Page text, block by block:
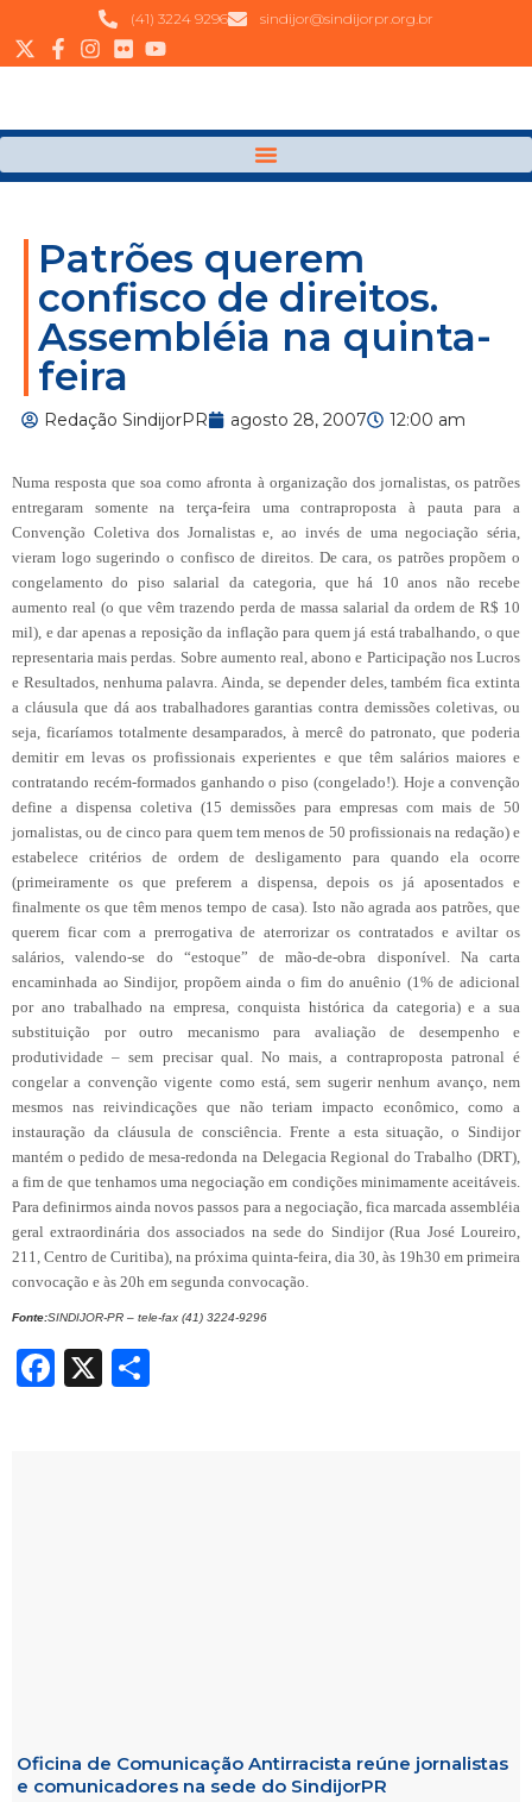
(41) 3224 9296 sindijor@sindijorpr.org.br
Patrões querem
confisco de direitos.
Assembléia na quinta-
feira
Redação SindijorPR agosto 28, 2007 12:00 am
Numa resposta que soa como afronta à organização dos jornalistas, os patrões
entregaram somente na terça-feira uma contraproposta à pauta para a
Convenção Coletiva dos Jornalistas e, ao invés de uma negociação séria,
vieram logo sugerindo o confisco de direitos. De cara, os patrões propõem o
congelamento do piso salarial da categoria, que há 10 anos não recebe
aumento real (o que vêm trazendo perda de massa salarial da ordem de R$ 10
mil), e dar apenas a reposição da inflação para quem já está trabalhando, o que
representaria mais perdas. Sobre aumento real, abono e Participação nos Lucros
e Resultados, nenhuma palavra. Ainda, se depender deles, também fica extinta
a cláusula que dá aos trabalhadores garantias contra demissões coletivas, ou
seja, ficaríamos totalmente desamparados, à mercê do patronato, que poderia
demitir em levas os profissionais experientes e que têm salários maiores e
contratando recém-formados ganhando o piso (congelado!). Hoje a convenção
define a dispensa coletiva (15 demissões para empresas com mais de 50
jornalistas, ou de cinco para quem tem menos de 50 profissionais na redação) e
estabelece critérios de ordem de desligamento para quando ela ocorre
(primeiramente os que preferem a dispensa, depois os já aposentados e
finalmente os que têm menos tempo de casa). Isto não agrada aos patrões, que
querem ficar com a prerrogativa de aterrorizar os contratados e aviltar os
salários, valendo-se do “estoque” de mão-de-obra disponível. Na carta
encaminhada ao Sindijor, propõem ainda o fim do anuênio (1% de adicional
por ano trabalhado na empresa, conquista histórica da categoria) e a sua
substituição por outro mecanismo para avaliação de desempenho e
produtividade – sem precisar qual. No mais, a contraproposta patronal é
congelar a convenção vigente como está, sem sugerir nenhum avanço, nem
mesmos nas reivindicações que não teriam impacto econômico, como a
instauração da cláusula de consciência. Frente a esta situação, o Sindijor
mantém o pedido de mesa-redonda na Delegacia Regional do Trabalho (DRT),
a fim de que tenhamos uma negociação em condições minimamente aceitáveis.
Para definirmos ainda novos passos para a negociação, fica marcada assembléia
geral extraordinária dos associados na sede do Sindijor (Rua José Loureiro,
211, Centro de Curitiba), na próxima quinta-feira, dia 30, às 19h30 em primeira
convocação e às 20h em segunda convocação.
Fonte:SINDIJOR-PR – tele-fax (41) 3224-9296
Facebook
X
Oficina de Comunicação Antirracista reúne jornalistas
e comunicadores na sede do SindijorPR